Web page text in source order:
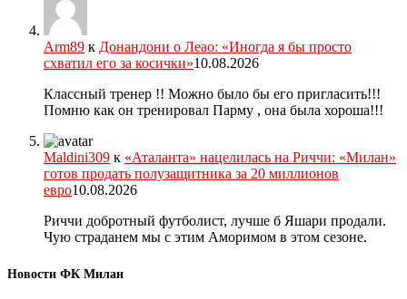
Arm89 к Донандони о Леао: «Иногда я бы просто
схватил его за косички»10.08.2026
Классный тренер !! Можно было бы его пригласить!!!
Помню как он тренировал Парму , она была хороша!!!
Maldini309 к «Аталанта» нацелилась на Риччи: «Милан»
готов продать полузащитника за 20 миллионов
евро10.08.2026
Риччи добротный футболист, лучше б Яшари продали.
Чую страданем мы с этим Аморимом в этом сезоне.
Новости ФК Милан